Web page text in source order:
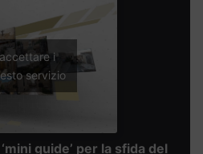
i
servizio
guide’ per la sfida del